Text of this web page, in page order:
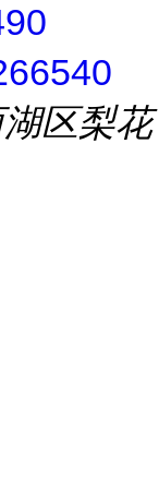
区梨花